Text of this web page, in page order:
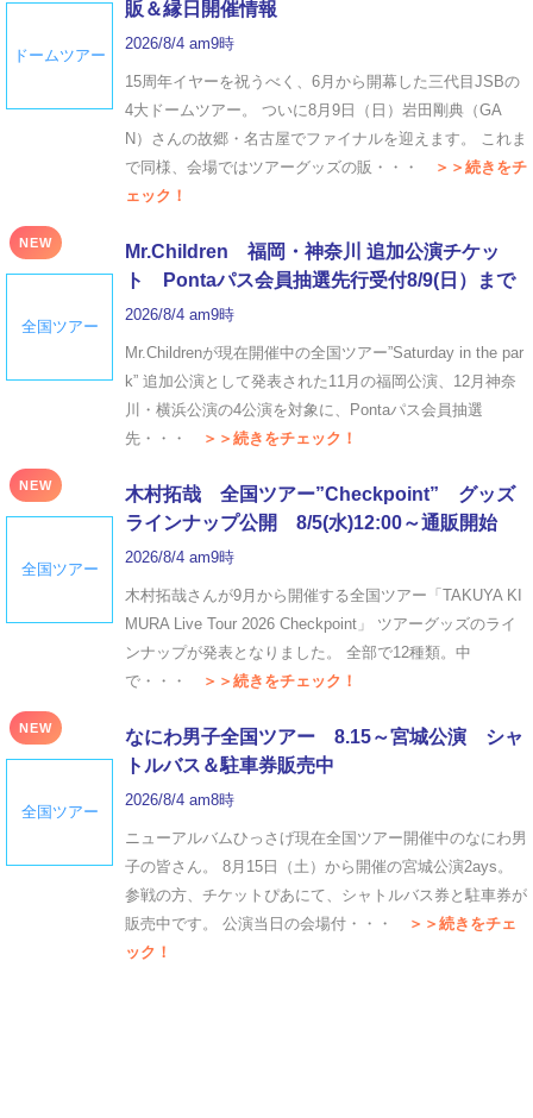
ドームツアー
販＆縁日開催情報
2026/8/4 am9時
15周年イヤーを祝うべく、6月から開幕した三代目JSBの
4大ドームツアー。 ついに8月9日（日）岩田剛典（GA
N）さんの故郷・名古屋でファイナルを迎えます。 これま
で同様、会場ではツアーグッズの販・・・
＞＞続きをチ
ェック！
NEW
全国ツアー
Mr.Children 福岡・神奈川 追加公演チケッ
ト Pontaパス会員抽選先行受付8/9(日）まで
2026/8/4 am9時
Mr.Childrenが現在開催中の全国ツアー”Saturday in the par
k” 追加公演として発表された11月の福岡公演、12月神奈
川・横浜公演の4公演を対象に、Pontaパス会員抽選
先・・・
＞＞続きをチェック！
NEW
全国ツアー
木村拓哉 全国ツアー”Checkpoint” グッズ
ラインナップ公開 8/5(水)12:00～通販開始
2026/8/4 am9時
木村拓哉さんが9月から開催する全国ツアー「TAKUYA KI
MURA Live Tour 2026 Checkpoint」 ツアーグッズのライ
ンナップが発表となりました。 全部で12種類。中
で・・・
＞＞続きをチェック！
NEW
全国ツアー
なにわ男子全国ツアー 8.15～宮城公演 シャ
トルバス＆駐車券販売中
2026/8/4 am8時
ニューアルバムひっさげ現在全国ツアー開催中のなにわ男
子の皆さん。 8月15日（土）から開催の宮城公演2ays。
参戦の方、チケットぴあにて、シャトルバス券と駐車券が
販売中です。 公演当日の会場付・・・
＞＞続きをチェ
ック！